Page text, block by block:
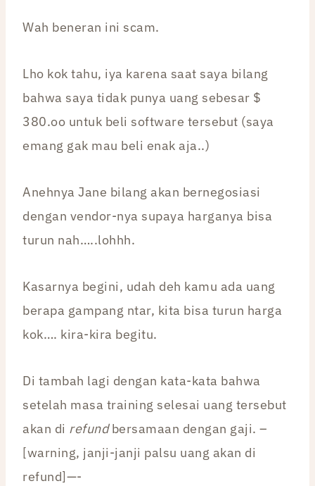
Wah beneran ini scam.
Lho kok tahu, iya karena saat saya bilang
bahwa saya tidak punya uang sebesar $
380.oo untuk beli software tersebut (saya
emang gak mau beli enak aja..)
Anehnya Jane bilang akan bernegosiasi
dengan vendor-nya supaya harganya bisa
turun nah…..lohhh.
Kasarnya begini, udah deh kamu ada uang
berapa gampang ntar, kita bisa turun harga
kok…. kira-kira begitu.
Di tambah lagi dengan kata-kata bahwa
setelah masa training selesai uang tersebut
akan di refundbersamaan dengan gaji. –
[warning, janji-janji palsu uang akan di
refund]—-